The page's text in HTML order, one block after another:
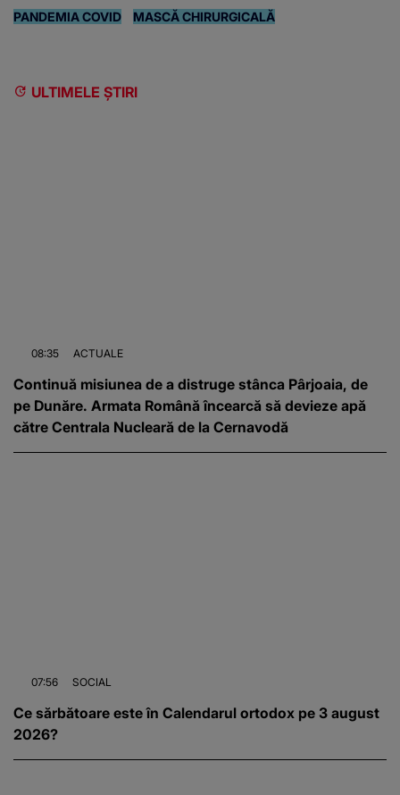
PANDEMIA COVID MASCĂ CHIRURGICALĂ
ULTIMELE ȘTIRI
08:35 ACTUALE
Continuă misiunea de a distruge stânca Pârjoaia, de
pe Dunăre. Armata Română încearcă să devieze apă
către Centrala Nucleară de la Cernavodă
07:56 SOCIAL
Ce sărbătoare este în Calendarul ortodox pe 3 august
2026?